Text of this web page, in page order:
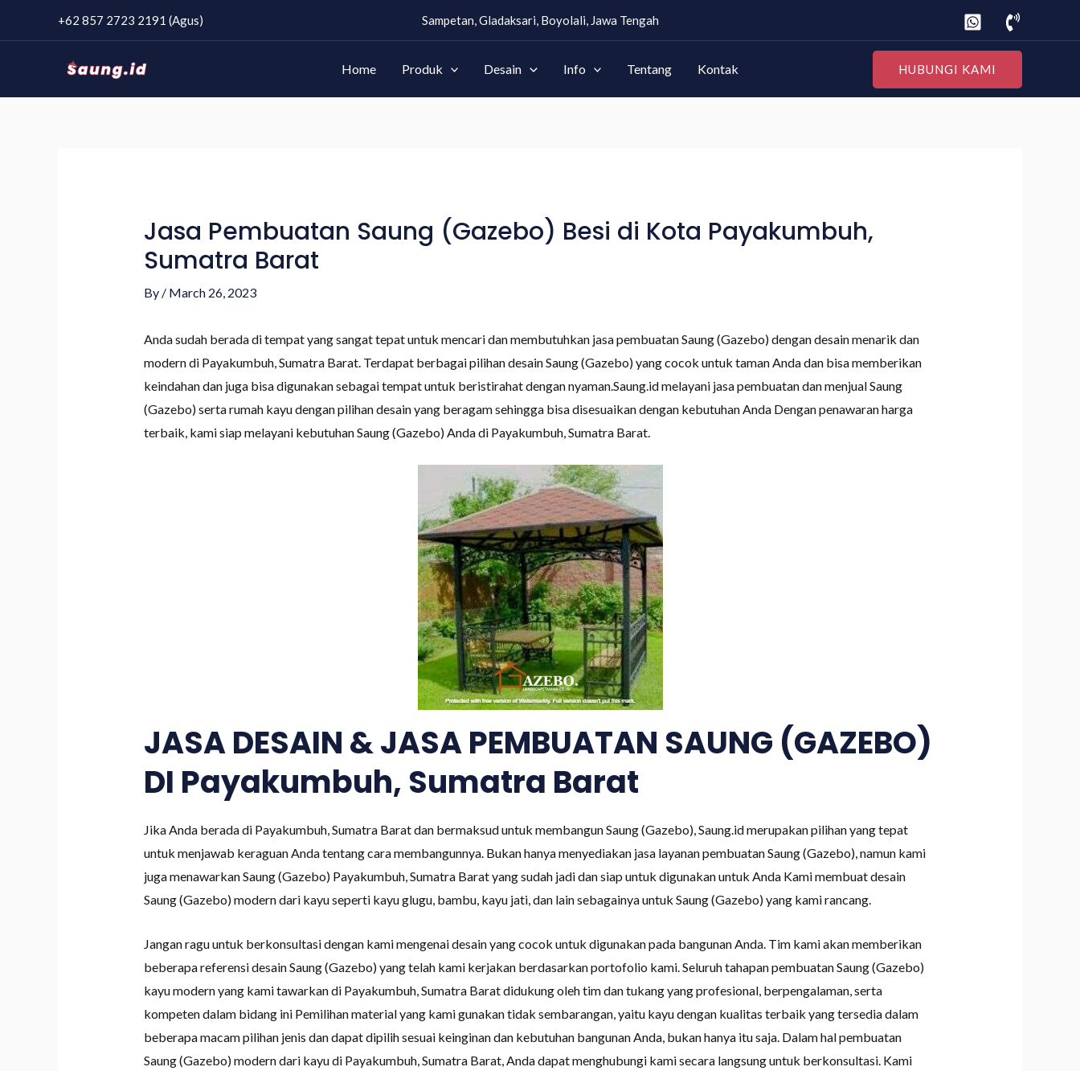
+62 857 2723 2191 (Agus) Sampetan, Gladaksari, Boyolali, Jawa Tengah
Home Produk Desain Info Tentang Kontak HUBUNGI KAMI
Jasa Pembuatan Saung (Gazebo) Besi di Kota Payakumbuh,
Sumatra Barat
By / March 26, 2023
Anda sudah berada di tempat yang sangat tepat untuk mencari dan membutuhkan jasa pembuatan Saung (Gazebo) dengan desain menarik dan
modern di Payakumbuh, Sumatra Barat. Terdapat berbagai pilihan desain Saung (Gazebo) yang cocok untuk taman Anda dan bisa memberikan
keindahan dan juga bisa digunakan sebagai tempat untuk beristirahat dengan nyaman.Saung.id melayani jasa pembuatan dan menjual Saung
(Gazebo) serta rumah kayu dengan pilihan desain yang beragam sehingga bisa disesuaikan dengan kebutuhan Anda Dengan penawaran harga
terbaik, kami siap melayani kebutuhan Saung (Gazebo) Anda di Payakumbuh, Sumatra Barat.
JASA DESAIN & JASA PEMBUATAN SAUNG (GAZEBO)
DI Payakumbuh, Sumatra Barat
Jika Anda berada di Payakumbuh, Sumatra Barat dan bermaksud untuk membangun Saung (Gazebo), Saung.id merupakan pilihan yang tepat
untuk menjawab keraguan Anda tentang cara membangunnya. Bukan hanya menyediakan jasa layanan pembuatan Saung (Gazebo), namun kami
juga menawarkan Saung (Gazebo) Payakumbuh, Sumatra Barat yang sudah jadi dan siap untuk digunakan untuk Anda Kami membuat desain
Saung (Gazebo) modern dari kayu seperti kayu glugu, bambu, kayu jati, dan lain sebagainya untuk Saung (Gazebo) yang kami rancang.
Jangan ragu untuk berkonsultasi dengan kami mengenai desain yang cocok untuk digunakan pada bangunan Anda. Tim kami akan memberikan
beberapa referensi desain Saung (Gazebo) yang telah kami kerjakan berdasarkan portofolio kami. Seluruh tahapan pembuatan Saung (Gazebo)
kayu modern yang kami tawarkan di Payakumbuh, Sumatra Barat didukung oleh tim dan tukang yang profesional, berpengalaman, serta
kompeten dalam bidang ini Pemilihan material yang kami gunakan tidak sembarangan, yaitu kayu dengan kualitas terbaik yang tersedia dalam
beberapa macam pilihan jenis dan dapat dipilih sesuai keinginan dan kebutuhan bangunan Anda, bukan hanya itu saja. Dalam hal pembuatan
Saung (Gazebo) modern dari kayu di Payakumbuh, Sumatra Barat, Anda dapat menghubungi kami secara langsung untuk berkonsultasi. Kami